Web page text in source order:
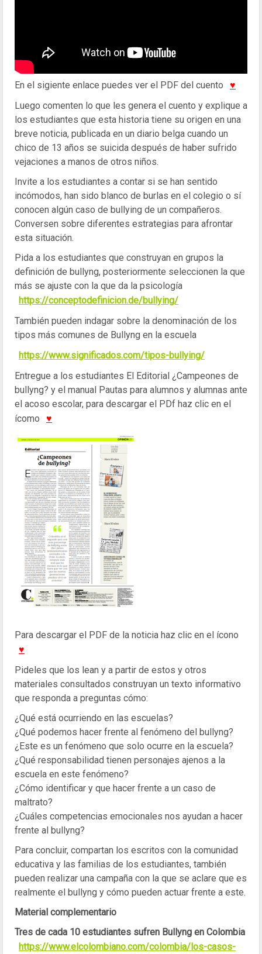
En el sigiente enlace puedes ver el PDF del cuento
♥
Luego comenten lo que les genera el cuento y explique a
los estudiantes que esta historia tiene su origen en una
breve noticia, publicada en un diario belga cuando un
chico de 13 años se suicida después de haber sufrido
vejaciones a manos de otros niños.
Invite a los estudiantes a contar si se han sentido
incómodos, han sido blanco de burlas en el colegio o sí
conocen algún caso de bullying de un compañeros.
Conversen sobre diferentes estrategias para afrontar
esta situación.
Pida a los estudiantes que construyan en grupos la
definición de bullyng, posteriormente seleccionen la que
más se ajuste con la que da la psicología
https://conceptodefinicion.de/bullying/
También pueden indagar sobre la denominación de los
tipos más comunes de Bullyng en la escuela
https://www.significados.com/tipos-bullying/
Entregue a los estudiantes El Editorial ¿Campeones de
bullyng? y el manual Pautas para alumnos y alumnas ante
el acoso escolar, para descargar el PDf haz clic en el
ícomo
♥
Para descargar el PDF de la noticia haz clic en el ícono
♥
Pideles que los lean y a partir de estos y otros
materiales consultados construyan un texto informativo
que responda a preguntas cómo:
¿Qué está ocurriendo en las escuelas?
¿Qué podemos hacer frente al fenómeno del bullyng?
¿Este es un fenómeno que solo ocurre en la escuela?
¿Qué responsabilidad tienen personajes ajenos a la
escuela en este fenómeno?
¿Cómo identificar y que hacer frente a un caso de
maltrato?
¿Cuáles competencias emocionales nos ayudan a hacer
frente al bullyng?
Para concluir, compartan los escritos con la comunidad
educativa y las familias de los estudiantes, también
pueden realizar una campaña con la que se aclare que es
realmente el bullyng y cómo pueden actuar frente a este.
Material complementario
Tres de cada 10 estudiantes sufren Bullyng en Colombia
https://www.elcolombiano.com/colombia/los-casos-